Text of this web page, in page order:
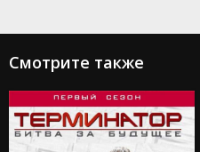
Смотрите также